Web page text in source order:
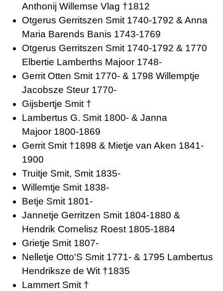
Anthonij Willemse Vlag †1812
Otgerus Gerritszen Smit 1740-1792 & Anna
Maria Barends Banis 1743-1769
Otgerus Gerritszen Smit 1740-1792 & 1770
Elbertie Lamberths Majoor 1748-
Gerrit Otten Smit 1770- & 1798 Willemptje
Jacobsze Steur 1770-
Gijsbertje Smit †
Lambertus G. Smit 1800- & Janna
Majoor 1800-1869
Gerrit Smit †1898 & Mietje van Aken 1841-
1900
Truitje Smit, Smit 1835-
Willemtje Smit 1838-
Betje Smit 1801-
Jannetje Gerritzen Smit 1804-1880 &
Hendrik Cornelisz Roest 1805-1884
Grietje Smit 1807-
Nelletje Otto'S Smit 1771- & 1795 Lambertus
Hendriksze de Wit †1835
Lammert Smit †